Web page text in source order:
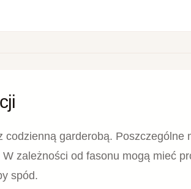
trampki damskie
BUTY SPORTOWE